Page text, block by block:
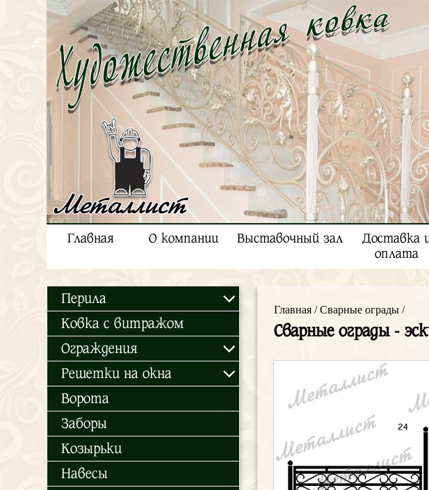
Металлист
Главная О компании Выставочный зал
Доставка
оплата
Перила
Ковка с витражом
Ограждения
Решетки на окна
Ворота
Заборы
Козырьки
Навесы
Главная/Сварные ограды/
Сварные ограды -